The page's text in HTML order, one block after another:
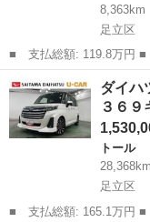
8,363km
足立区
■ 支払総額: 119.8万円 ■ 車両本体価格： 1,080,000 円 ■ メーカ
ー名： ダイハツ ■ 車
Ｇ ターボ ＳＡＩＩ 保
限付き・...
東京 足立区 トール
ダイハ
３６
トール
28,368km
足立区
■ 支払総額: 165.1万円 ■ 車両本体価格： 1,530,000 円 ■ メーカ